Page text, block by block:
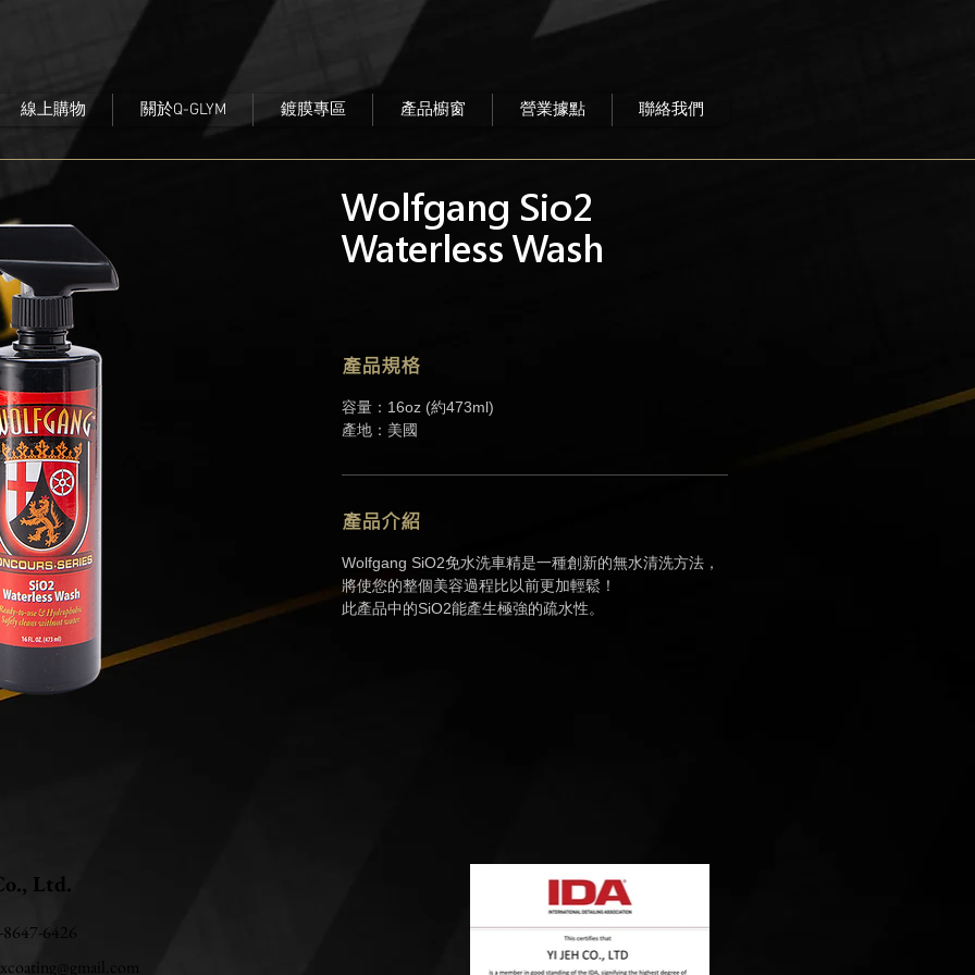
線上購物 關於Q-GLYM 鍍膜專區 產品櫥窗 營業據點 聯絡我們
Wolfgang Sio2
Waterless Wash
產品規格
容量 ：16oz (約473ml)
產地：美國
產品介紹
Wolfgang SiO2免水洗車精是一種創新的無水清洗方法，
將使您的整個美容過程比以前更加輕鬆！
此產品中的SiO2能產生極強的疏水性。
Ltd.
6426